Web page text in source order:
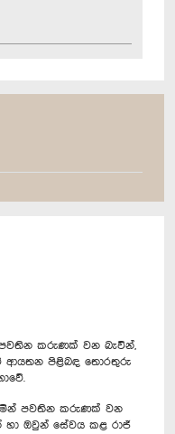
කරුණක් වන බැවින්,
ආයතන පිළිබඳ තොරතුරු
පවතින කරුණක් වන
හා ඔවුන් සේවය කළ රාජ්